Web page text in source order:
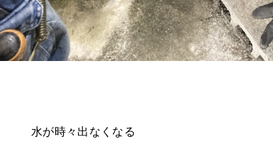
水が時々出なくなる